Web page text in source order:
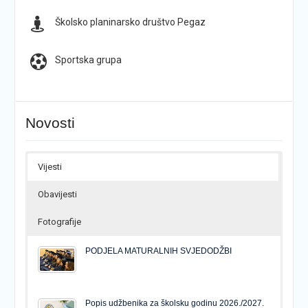
Školsko planinarsko društvo Pegaz
Sportska grupa
Novosti
Vijesti
Obavijesti
Fotografije
PODJELA MATURALNIH SVJEDODŽBI
Popis udžbenika za školsku godinu 2026./2027.